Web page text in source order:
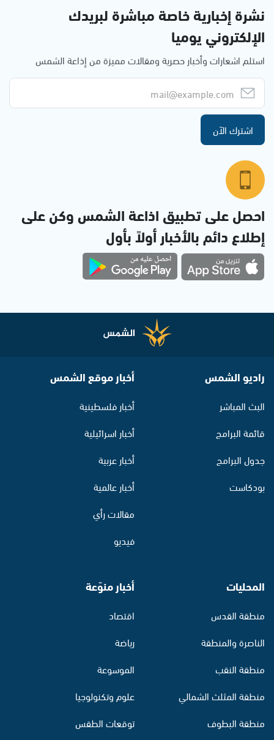
نشرة إخبارية خاصة مباشرة لبريدك
الإلكتروني يوميا
استلم اشعارات وأخبار حصرية ومقالات مميزة من إذاعة الشمس
اشترك الآن
احصل على تطبيق اذاعة الشمس وكن على
إطلاع دائم بالأخبار أولاً بأول
راديو الشمس
البث المباشر
قائمة البرامج
جدول البرامج
بودكاست
أخبار موقع الشمس
أخبار فلسطينية
أخبار اسرائيلية
أخبار عربية
أخبار عالمية
مقالات رأي
فيديو
المحليات
منطقة القدس
الناصرة والمنطقة
منطقة النقب
منطقة المثلث الشمالي
منطقة البطوف
أخبار منوّعة
اقتصاد
رياضة
الموسوعة
علوم وتكنولوجيا
توقعات الطقس